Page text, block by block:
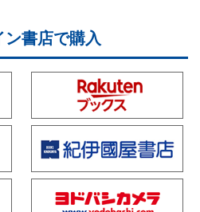
ン書店で購入